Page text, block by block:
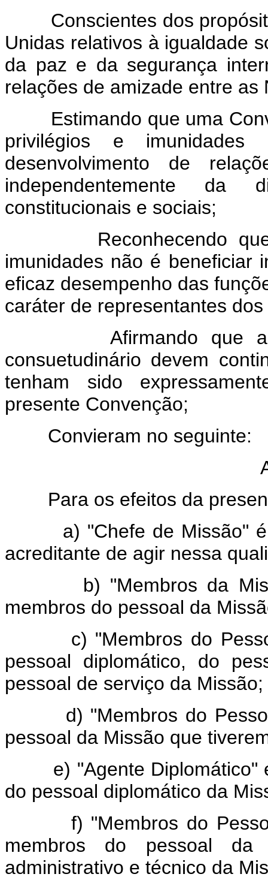
Conscientes dos
Unidas relativos à igualdade
da paz e da segurança
relações de amizade entre as
Estimando que uma
privilégios e imunidades
desenvolvimento de
independentemente da
constitucionais e sociais;
Reconhecendo que a
imunidades não é beneficiar
eficaz desempenho das
caráter de representantes
Afirmando que as
consuetudinário devem
tenham sido
presente Convenção;
Convieram no seguinte:
Para os efeitos da
a) "Chefe de Missão" é a
acreditante de agir nessa
b) "Membros da
membros do pessoal da
c) "Membros do
pessoal diplomático, do
pessoal de serviço da Missão;
d) "Membros do Pessoal
pessoal da Missão que
e) "Agente Diplomático" é
do pessoal diplomático da
f) "Membros do Pessoal
membros do pessoal da
administrativo e técnico da